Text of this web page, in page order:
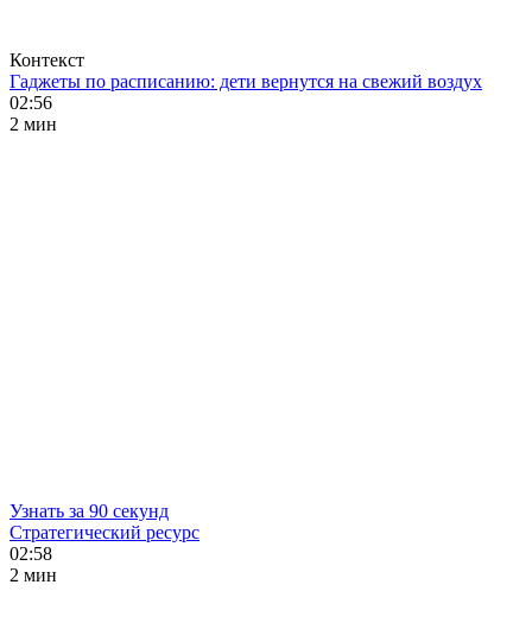
Контекст
Гаджеты по расписанию: дети вернутся на свежий воздух
02:56
2 мин
Узнать за 90 секунд
Стратегический ресурс
02:58
2 мин